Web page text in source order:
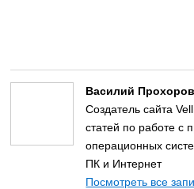
Василий Прохоров
Создатель сайта
статей по работе с
операционных
ПК и Интернет
Посмотреть все